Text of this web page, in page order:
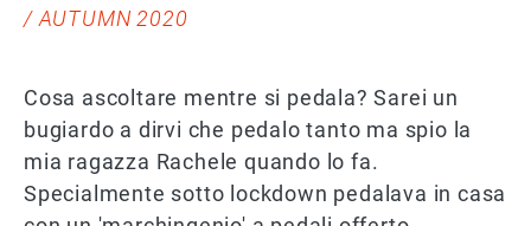
/ AUTUMN 2020
Cosa ascoltare mentre si pedala? Sarei un
bugiardo a dirvi che pedalo tanto ma spio la
mia ragazza Rachele quando lo fa.
Specialmente sotto lockdown pedalava in casa